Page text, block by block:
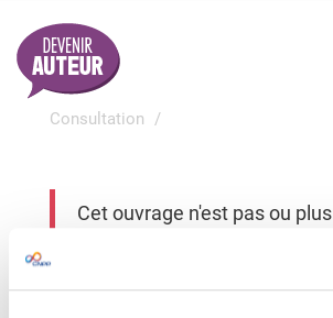
Consultation
Cet ouvrage n'est pas ou plus